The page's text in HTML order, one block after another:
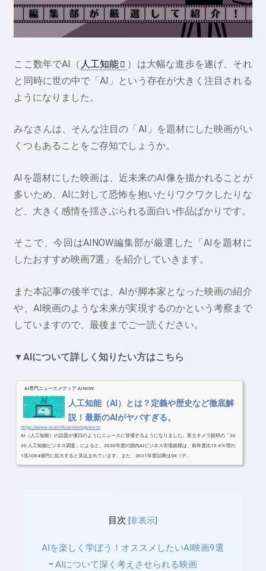
ここ数年でAI（ 人工知能
）は大幅な進歩を遂げ、それ
と同時に世の中で「AI」という存在が大きく注目される
ようになりました。
みなさんは、そんな注目の「AI」を題材にした映画がい
くつもあることをご存知でしょうか。
AIを題材にした映画は、近未来のAI像を描かれることが
多いため、AIに対して恐怖を抱いたりワクワクしたりな
ど、大きく感情を揺さぶられる面白い作品ばかりです。
そこで、今回はAINOW編集部が厳選した「AIを題材に
したおすすめ映画7選」を紹介していきます。
また本記事の後半では、AIが脚本家となった映画の紹介
や、AI映画のような未来が実現するのかという考察まで
していますので、最後までご一読ください。
▼AIについて詳しく知りたい方はこちら
AI専門ニュースメディア AINOW
人工知能（AI）とは？定義や歴史など徹底解
説！最新のAIがヤバすぎる。
https://ainow.ai/artificial-intelligence-3/
AI（人工知能）の話題が連日のようにニュースに登場するようになりました。富士キメラ総研の「20
20 人工知能ビジネス調査」によると、2020年度の国内AIビジネス市場規模は、前年度比15.4％増の
1兆1084億円に拡大すると見込まれています。また、2021年度以降はDX（デ...
目次 [非表示]
AIを楽しく学ぼう！オススメしたいAI映画9選
AIについて深く考えさせられる映画